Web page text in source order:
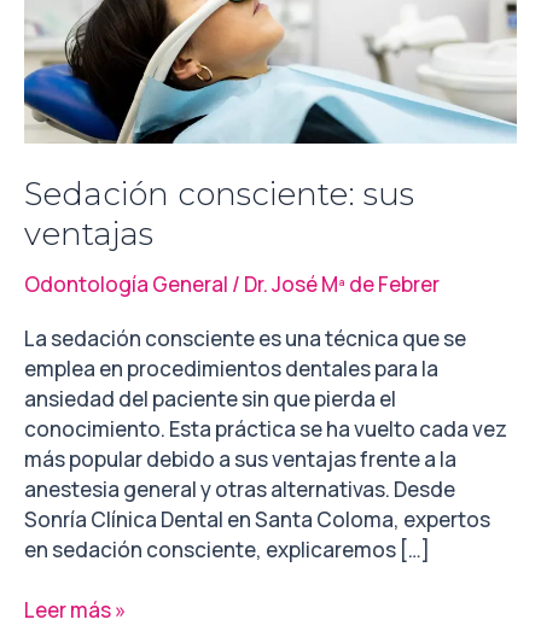
Sedación consciente: sus
ventajas
Odontología General / Dr. José Mª de Febrer
La sedación consciente es una técnica que se
emplea en procedimientos dentales para la
ansiedad del paciente sin que pierda el
conocimiento. Esta práctica se ha vuelto cada vez
más popular debido a sus ventajas frente a la
anestesia general y otras alternativas. Desde
Sonría Clínica Dental en Santa Coloma, expertos
en sedación consciente, explicaremos […]
Leer más »